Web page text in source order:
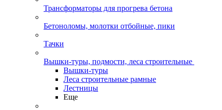
Трансформаторы для прогрева бетона
Бетоноломы, молотки отбойные, пики
Тачки
Вышки-туры, подмости, леса строительные
Вышки-туры
Леса строительные рамные
Лестницы
Еще